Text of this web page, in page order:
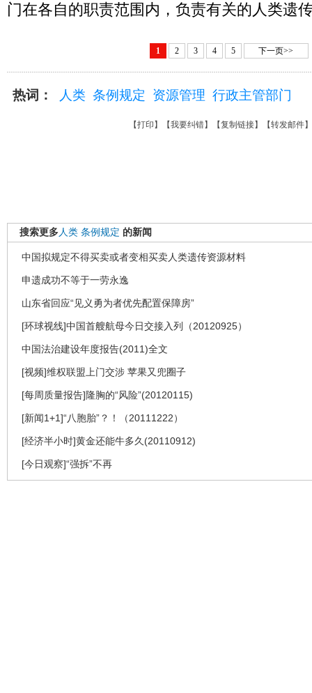
门在各自的职责范围内，负责有关的人类遗
1 2 3 4 5 下一页>>
热词： 人类 条例规定 资源管理 行政主管部门
【打印 】【我要纠错】【复制链接】【转发邮件
搜索更多人类 条例规定 的新闻
中国拟规定不得买卖或者变相买卖人类遗传资源材料
申遗成功不等于一劳永逸
山东省回应“见义勇为者优先配置保障房”
[环球视线]中国首艘航母今日交接入列（20120925）
中国法治建设年度报告(2011)全文
[视频]维权联盟上门交涉 苹果又兜圈子
[每周质量报告]隆胸的“风险”(20120115)
[新闻1+1]“八胞胎”？！（20111222）
[经济半小时]黄金还能牛多久(20110912)
[今日观察]“强拆”不再